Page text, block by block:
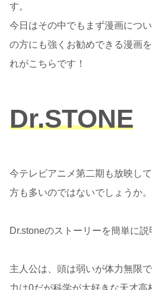
す。
今日はその中でもまず漫画につ
の方にも強くお勧めできる漫画
れがこちらです！
Dr.STONE
今テレビアニメ第二期も放映し
方も多いのではないでしょうか。
Dr.stoneのストーリーを簡単に説
主人公は、頭は弱いが体力無限
力は0だが科学が大好きな天才高